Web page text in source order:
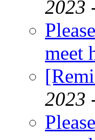
2023
meet
2023